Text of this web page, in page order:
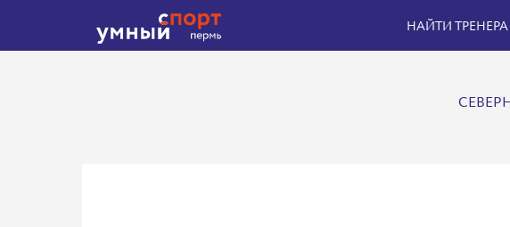
НАЙТИ ТРЕНЕРА